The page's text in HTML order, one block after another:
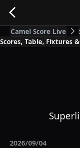
Camel Score Live
Scores, Table, Fixtures
2026/09/04